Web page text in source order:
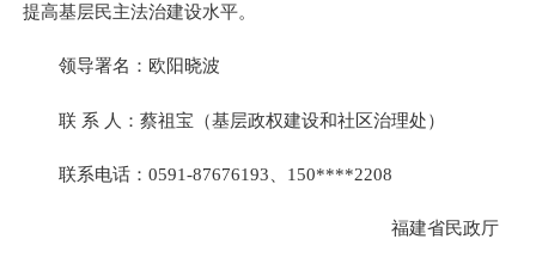
提高基层民主法治建设水平。
领导署名：欧阳晓波
联 系 人：蔡祖宝（基层政权建设和社区治理处）
联系电话：0591-87676193、150****2208
福建省民政厅